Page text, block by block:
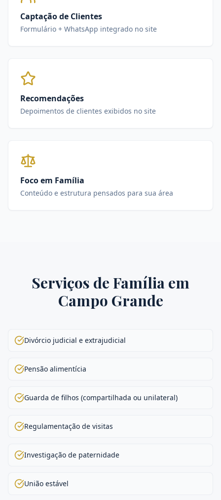
Captação de Clientes
Formulário + WhatsApp integrado no site
Recomendações
Depoimentos de clientes exibidos no site
Foco em Família
Conteúdo e estrutura pensados para sua área
Serviços de Família em
Campo Grande
Divórcio judicial e extrajudicial
Pensão alimentícia
Guarda de filhos (compartilhada ou unilateral)
Regulamentação de visitas
Investigação de paternidade
União estável